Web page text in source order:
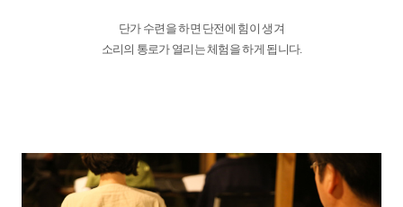
단가 수련을 하면 단전에 힘이 생겨
소리의 통로가 열리는 체험을 하게 됩니다.